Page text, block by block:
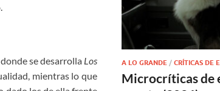
se desarrolla Los
mientras lo que
A LO GRANDE /CRÍTICAS DE
Microcríticas de